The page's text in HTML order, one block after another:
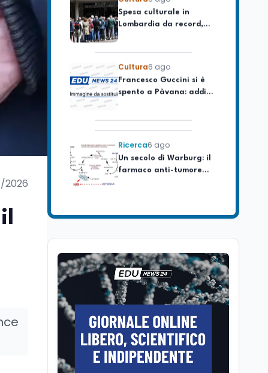
2026
Lombardia da record,
ma la voragine Nord-
Cultura6 ago
Francesco Guccini si è
spento a Pàvana: addio
al Maestrone
Ricerca6 ago
Un secolo di Warburg: il
farmaco anti-tumore
che accende la glicolisi
reattori spenti
Scuola6 ago
Posizioni economiche
ATA: la matematica
degli arretrati fino a
Cultura6 ago
Spesa culturale in
Lombardia da record,